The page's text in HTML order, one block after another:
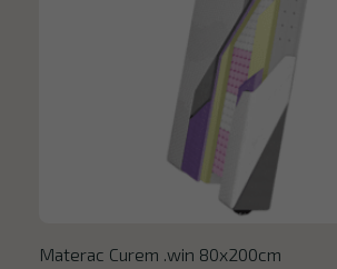
Materac Curem .win 80x200cm